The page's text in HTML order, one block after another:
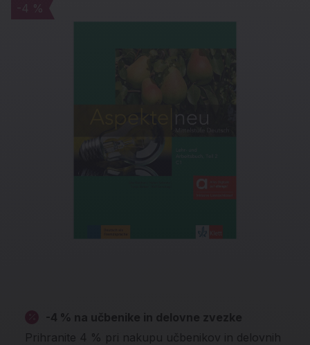
-4 %
-4 % na učbenike in delovne zvezke
Prihranite 4 % pri nakupu učbenikov in delovnih